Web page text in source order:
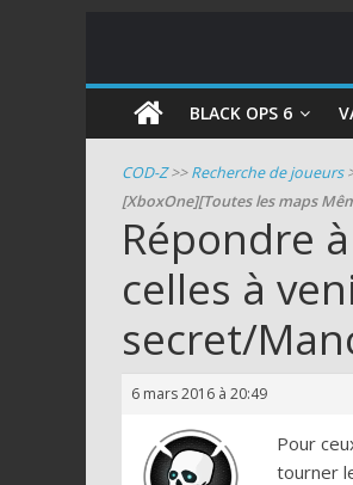
COD
Zombie
Guides
et
astuces
pour
le
zombie
Call
BLACK OPS 6
COD-Z>>Recherche de joueurs
[XboxOne][Toutes les maps
Répondre
celles à
secret/
6 mars 2016 à 20:49
Pour
tourner